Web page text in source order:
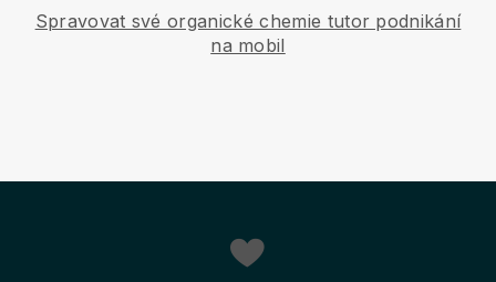
Spravovat své organické chemie tutor podnikání
na mobil